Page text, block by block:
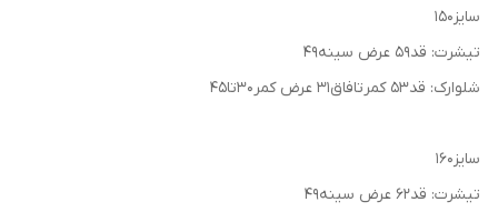
سایز۱۵۰
تیشرت: قد۵۹ عرض‌ سینه۴۹
شلوارک: قد۵۳ کمرتافاق۳۱ عرض کمر۳۰تا۴۵
سایز۱۶۰
تیشرت: قد۶۲ عرض‌ سینه۴۹